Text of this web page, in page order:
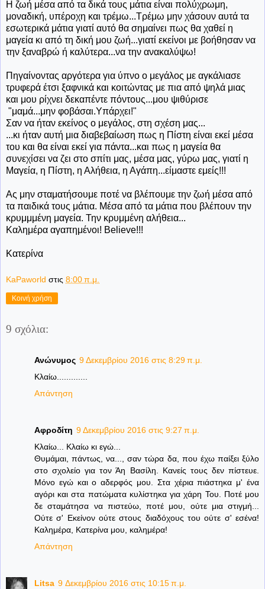
Η ζωή μέσα από τα δικά τους μάτια είναι πολύχρωμη,
μοναδική, υπέροχη και τρέμω...Τρέμω μην χάσουν αυτά τα
εσωτερικά μάτια γιατί αυτό θα σημαίνει πως θα χαθεί η
μαγεία κι από τη δική μου ζωή...γιατί εκείνοι με βοήθησαν να
την ξαναβρώ ή καλύτερα...να την ανακαλύψω!
Πηγαίνοντας αργότερα για ύπνο ο μεγάλος με αγκάλιασε
τρυφερά έτσι ξαφνικά και κοιτώντας με πια από ψηλά μιας
και μου ρίχνει δεκαπέντε πόντους...μου ψιθύρισε
"μαμά...μην φοβάσαι.Υπάρχει!"
Σαν να ήταν εκείνος ο μεγάλος, στη σχέση μας...
...κι ήταν αυτή μια διαβεβαίωση πως η Πίστη είναι εκεί μέσα
του και θα είναι εκεί για πάντα...και πως η μαγεία θα
συνεχίσει να ζει στο σπίτι μας, μέσα μας, γύρω μας, γιατί η
Μαγεία, η Πίστη, η Αλήθεια, η Αγάπη...είμαστε εμείς!!!
Ας μην σταματήσουμε ποτέ να βλέπουμε την ζωή μέσα από
τα παιδικά τους μάτια. Μέσα από τα μάτια που βλέπουν την
κρυμμμένη μαγεία. Την κρυμμένη αλήθεια...
Καλημέρα αγαπημένοι! Believe!!!
Κατερίνα
KaPaworld στις 8:00 π.μ.
Κοινή χρήση
9 σχόλια:
Ανώνυμος 9 Δεκεμβρίου 2016 στις 8:29 π.μ.
Κλαίω.............
Απάντηση
Αφροδίτη 9 Δεκεμβρίου 2016 στις 9:27 π.μ.
Κλαίω... Κλαίω κι εγώ...
Θυμάμαι, πάντως, να..., σαν τώρα δα, που έχω παίξει ξύλο
στο σχολείο για τον Άη Βασίλη. Κανείς τους δεν πίστευε.
Μόνο εγώ και ο αδερφός μου. Στα χέρια πιάστηκα μ' ένα
αγόρι και στα πατώματα κυλίστηκα για χάρη Του. Ποτέ μου
δε σταμάτησα να πιστεύω, ποτέ μου, ούτε μια στιγμή...
Ούτε σ' Εκείνον ούτε στους διαδόχους του ούτε σ' εσένα!
Καλημέρα, Κατερίνα μου, καλημέρα!
Απάντηση
Litsa 9 Δεκεμβρίου 2016 στις 10:15 π.μ.